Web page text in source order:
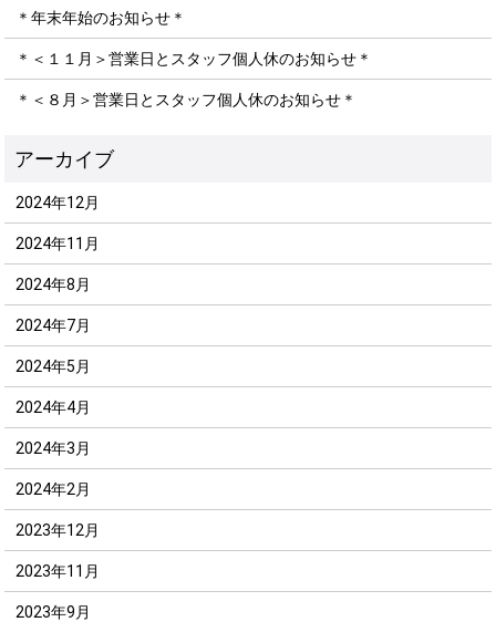
＊年末年始のお知らせ＊
＊＜１１月＞営業日とスタッフ個人休のお知らせ＊
＊＜８月＞営業日とスタッフ個人休のお知らせ＊
2024年12月
2024年11月
2024年8月
2024年7月
2024年5月
2024年4月
2024年3月
2024年2月
2023年12月
2023年11月
2023年9月